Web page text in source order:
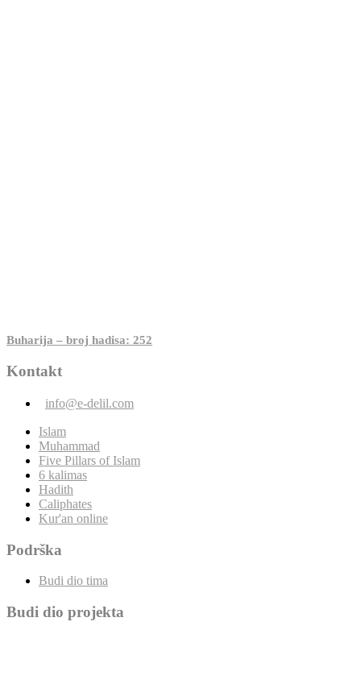
Buharija – broj hadisa: 252
Kontakt
info@e-delil.com
Islam
Muhammad
Five Pillars of Islam
6 kalimas
Hadith
Caliphates
Kur'an online
Podrška
Budi dio tima
Budi dio projekta